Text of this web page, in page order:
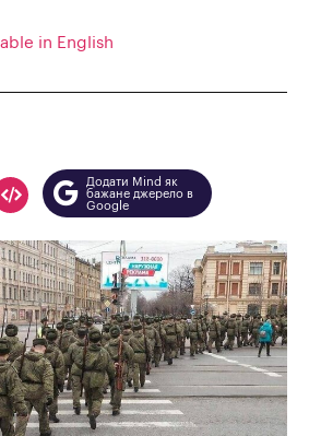
in English
Додати Mind як
бажане джерело в
Google